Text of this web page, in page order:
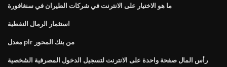
ما هو الاختيار على الانترنت في شركات الطيران في سنغافورة
استثمار الرمال النفطية
معدل plr من بنك المحور
رأس المال صفحة واحدة على الانترنت لتسجيل الدخول المصرفية الشخصية